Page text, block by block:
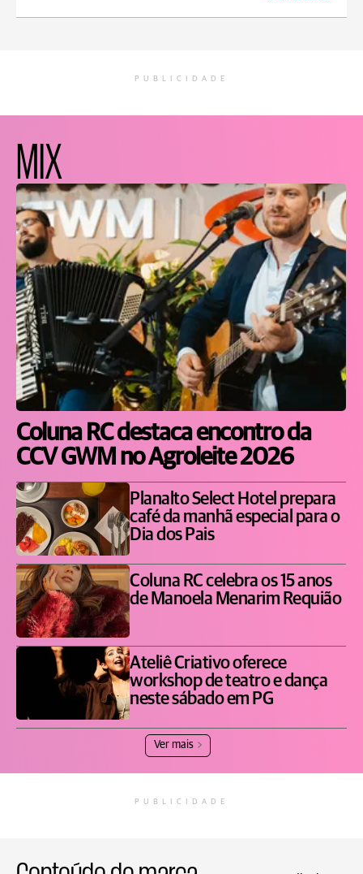
PUBLICIDADE
MIX
Coluna RC destaca encontro da
CCV GWM no Agroleite 2026
Planalto Select Hotel prepara
café da manhã especial para o
Dia dos Pais
Coluna RC celebra os 15 anos
de Manoela Menarim Requião
Ateliê Criativo oferece
workshop de teatro e dança
neste sábado em PG
Ver mais
PUBLICIDADE